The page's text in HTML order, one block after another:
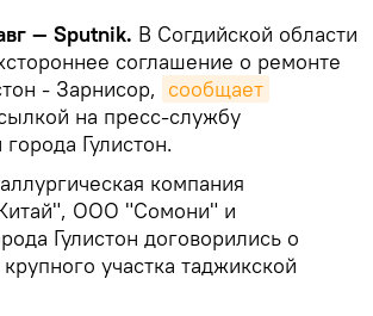
— Sputnik. В Согдийской области
соглашение о ремонте
- Зарнисор, сообщает
на пресс-службу
Гулистон.
компания
ООО "Сомони" и
Гулистон договорились о
участка таджикской